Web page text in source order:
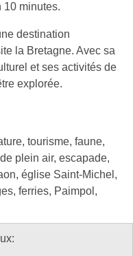
10 minutes.
destination
la Bretagne. Avec sa
et ses activités de
explorée.
tourisme, faune,
plein air, escapade,
église Saint-Michel,
ferries, Paimpol,